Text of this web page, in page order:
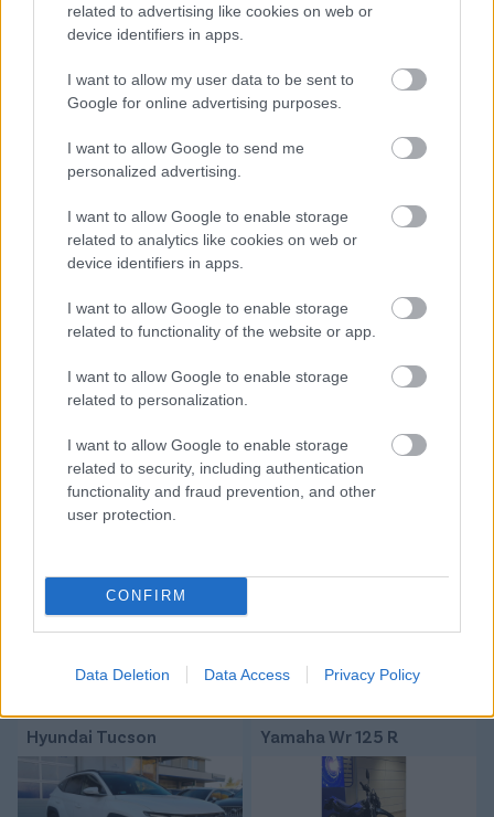
related to advertising like cookies on web or
device identifiers in apps.
I want to allow my user data to be sent to
Google for online advertising purposes.
I want to allow Google to send me
personalized advertising.
I want to allow Google to enable storage
related to analytics like cookies on web or
device identifiers in apps.
I want to allow Google to enable storage
related to functionality of the website or app.
I want to allow Google to enable storage
related to personalization.
I want to allow Google to enable storage
related to security, including authentication
functionality and fraud prevention, and other
user protection.
CONFIRM
Data Deletion Data Access Privacy Policy
A Liverpool-legendát eddig nem
nyugtatta meg Kerkez játéka:
"Mindkét meccsen szenvedett"
A Liverpoollal BL-t és UEFA Kupát is nyert Didi
Hamann szerint a Kerkez Milos, Jeremie Frimpong
kettőssel nem tudta igazán irányítani a meccset a
csapat.
Elolvasom
között legyen a Google-találatokban
Tetszett a cikk? Megosztanád?
Link másolása Email küldés
Hyundai Tucson Yamaha Wr 125 R